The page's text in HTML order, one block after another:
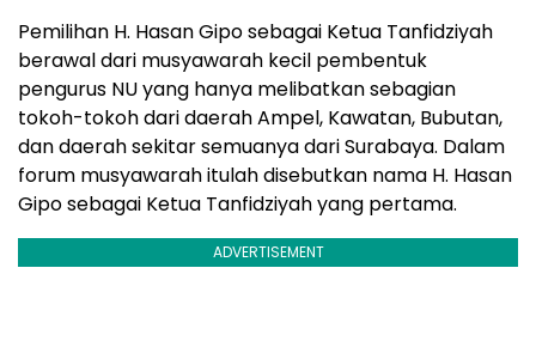
Pemilihan H. Hasan Gipo sebagai Ketua Tanfidziyah
berawal dari musyawarah kecil pembentuk
pengurus NU yang hanya melibatkan sebagian
tokoh-tokoh dari daerah Ampel, Kawatan, Bubutan,
dan daerah sekitar semuanya dari Surabaya. Dalam
forum musyawarah itulah disebutkan nama H. Hasan
Gipo sebagai Ketua Tanfidziyah yang pertama.
ADVERTISEMENT